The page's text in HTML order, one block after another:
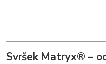
Svršek Matryx® –